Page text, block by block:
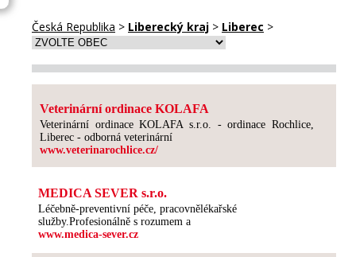
Česká Republika > Liberecký kraj > Liberec >
Veterinární ordinace KOLAFA
Veterinární ordinace KOLAFA s.r.o. - ordinace Rochlice,
Liberec - odborná veterinární
www.veterinarochlice.cz/
MEDICA SEVER s.r.o.
Léčebně-preventivní péče, pracovnělékařské
služby.Profesionálně s rozumem a
www.medica-sever.cz